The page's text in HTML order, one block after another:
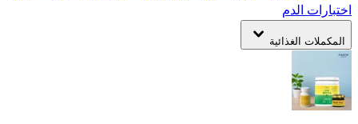
اختبارات الدم
المكملات الغذائية